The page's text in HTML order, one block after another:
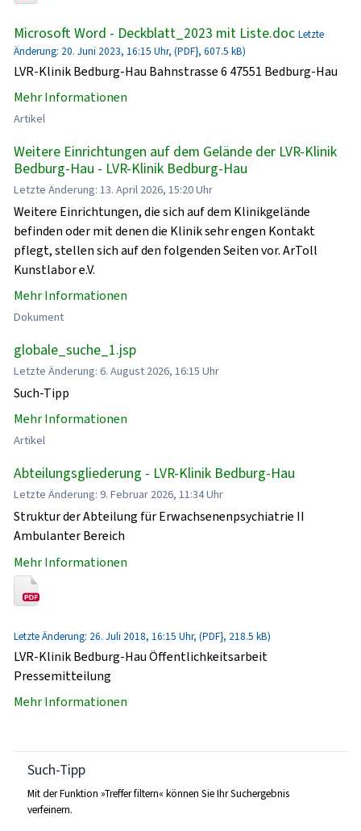
Microsoft Word - Deckblatt_2023 mit Liste.doc Letzte
Änderung: 20. Juni 2023, 16:15 Uhr, (PDF}, 607.5 kB)
LVR-Klinik Bedburg-Hau Bahnstrasse 6 47551 Bedburg-Hau
Mehr Informationen
Artikel
Weitere Einrichtungen auf dem Gelände der LVR-Klinik
Bedburg-Hau - LVR-Klinik Bedburg-Hau
Letzte Änderung: 13. April 2026, 15:20 Uhr
Weitere Einrichtungen, die sich auf dem Klinikgelände
befinden oder mit denen die Klinik sehr engen Kontakt
pflegt, stellen sich auf den folgenden Seiten vor. ArToll
Kunstlabor e.V.
Mehr Informationen
Dokument
globale_suche_1.jsp
Letzte Änderung: 6. August 2026, 16:15 Uhr
Such-Tipp
Mehr Informationen
Artikel
Abteilungsgliederung - LVR-Klinik Bedburg-Hau
Letzte Änderung: 9. Februar 2026, 11:34 Uhr
Struktur der Abteilung für Erwachsenenpsychiatrie II
Ambulanter Bereich
Mehr Informationen
Letzte Änderung: 26. Juli 2018, 16:15 Uhr, (PDF}, 218.5 kB)
LVR-Klinik Bedburg-Hau Öffentlichkeitsarbeit
Pressemitteilung
Mehr Informationen
Such-Tipp
Mit der Funktion »Treffer filtern« können Sie Ihr Suchergebnis
verfeinern.